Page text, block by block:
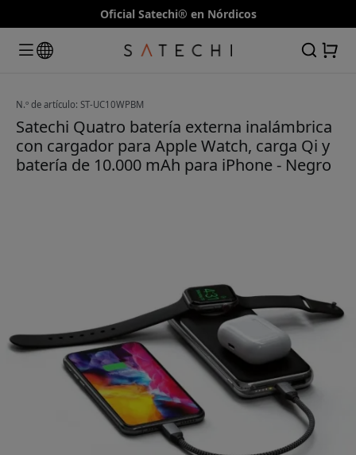
Oficial Satechi® en Nórdicos
N.º de artículo: ST-UC10WPBM
Satechi Quatro batería externa inalámbrica
con cargador para Apple Watch, carga Qi y
batería de 10.000 mAh para iPhone - Negro